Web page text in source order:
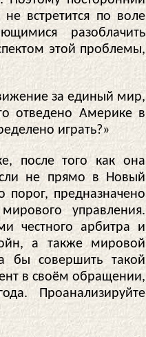
встретится по воле
разоблачить
этой проблемы,
за единый мир,
отведено Америке в
играть?»
после того как она
не прямо в Новый
предназначено
управления.
честного арбитра и
а также мировой
бы совершить такой
в своём обращении,
Проанализируйте